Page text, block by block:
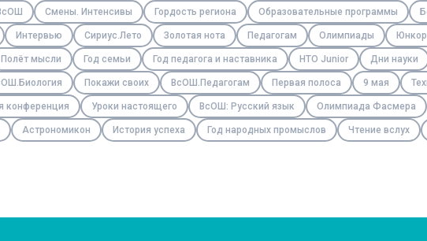
Смены. Интенсивы Гордость региона Образовательные программы
Интервью Сириус.Лето Золотая нота Педагогам Олимпиады
Полёт мысли Год семьи Год педагога и наставника НТО Junior Дни науки
Покажи своих ВсОШ.Педагогам Первая полоса 9 мая
конференция Уроки настоящего ВсОШ: Русский язык Олимпиада Фасмера
Астрономикон История успеха Год народных промыслов Чтение вслух